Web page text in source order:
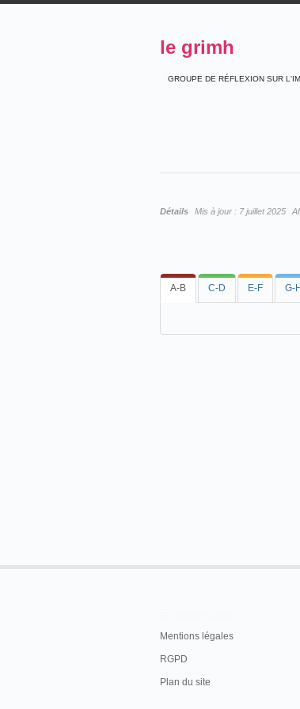
le grimh
GROUPE DE RÉFLEXION SUR
Détails Mis à jour : 7 juillet 2025
A-B C-D E-F G-H
Mentions légales
RGPD
Plan du site